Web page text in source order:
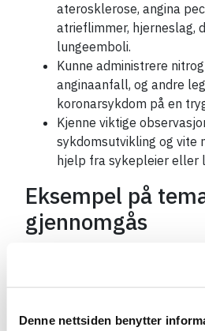
Denne nettsiden benytter
aterosklerose, angina
atrieflimmer, hjerneslag,
lungeemboli.
Kunne administrere
anginaanfall, og andre
koronarsykdom på en
Kjenne viktige
sykdomsutvikling og vite
hjelp fra sykepleier eller
Eksempel på
gjennomgås
Risikofaktorer,
Legemiddelgrupper,